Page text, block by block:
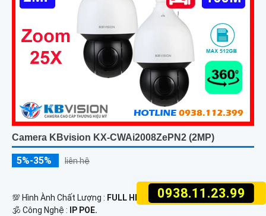
0938.11.23.99
Camera KBvision KX-CWAi2008ZePN2 (2MP)
5%-35% liên hệ
💯 Hình Ành Chất Lượng : FULL HD 1080P .
🕉️ Công Nghệ :
IP POE.